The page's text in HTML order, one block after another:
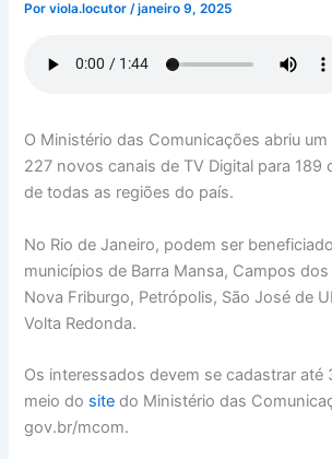
Porviola.locutor/janeiro 9, 2025
O Ministério das Comunicações abriu um
227 novos canais de TV Digital para 189
de todas as regiões do país.
No Rio de Janeiro, podem ser
municípios de Barra Mansa, Campos
Nova Friburgo, Petrópolis, São José de
Volta Redonda.
Os interessados devem se cadastrar até
meio do sitedo Ministério das
gov.br/mcom.